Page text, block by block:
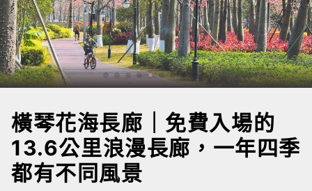
橫琴花海長廊｜免費入場的
13.6公里浪漫長廊，一年四季
都有不同風景